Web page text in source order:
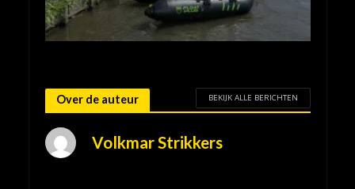
Over de auteur BEKIJK ALLE BERICHTEN
Volkmar Strikkers